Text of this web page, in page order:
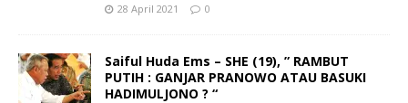
28 April 2021 0
Saiful Huda Ems – SHE (19), ” RAMBUT
PUTIH : GANJAR PRANOWO ATAU BASUKI
HADIMULJONO ? “